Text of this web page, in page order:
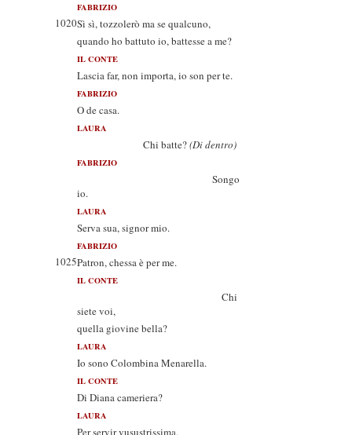
FABRIZIO
1020Sì sì, tozzolerò ma se qualcuno,
quando ho battuto io, battesse a me?
IL CONTE
Lascia far, non importa, io son per te.
FABRIZIO
O de casa.
LAURA
Chi batte?(Di dentro)
FABRIZIO
Songo
io.
LAURA
Serva sua, signor mio.
FABRIZIO
1025Patron, chessa è per me.
IL CONTE
Chi
siete voi,
quella giovine bella?
LAURA
Io sono Colombina Menarella.
IL CONTE
Di Diana cameriera?
LAURA
Per servir vusustrissima.